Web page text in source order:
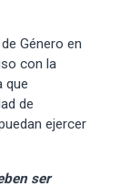
Género en
con la
que
de
ejercer
ser